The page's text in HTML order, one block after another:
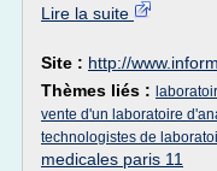
Lire la suite
Site : http://
Thèmes liés :
vente d'un laboratoire
technologistes de
medicales paris 11